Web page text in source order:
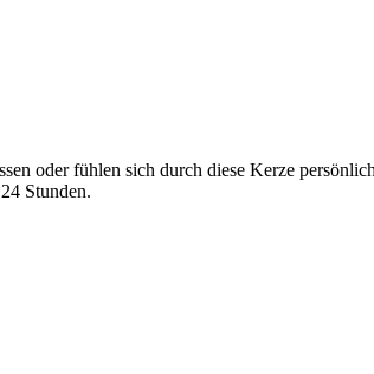
oder fühlen sich durch diese Kerze
Stunden.